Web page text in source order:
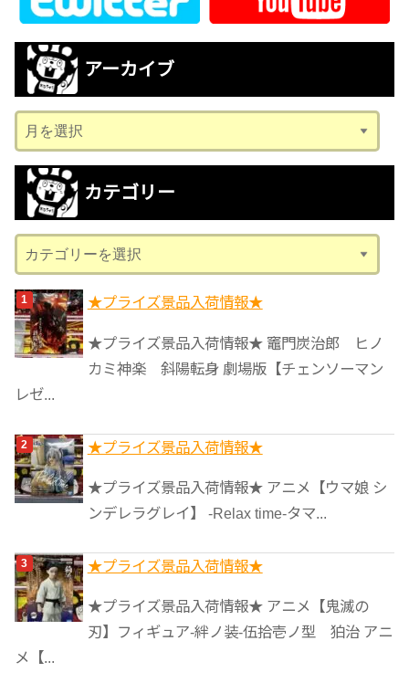
アーカイブ
ー
カ
ブ
カテゴリー
テ
ゴ
リ
ー
★プライズ景品入荷情報★
★プライズ景品入荷情報★ 竈門炭治郎 ヒノ
カミ神楽 斜陽転身 劇場版【チェンソーマン
レゼ...
★プライズ景品入荷情報★
★プライズ景品入荷情報★ アニメ【ウマ娘 シ
ンデレラグレイ】 -Relax time-タマ...
★プライズ景品入荷情報★
★プライズ景品入荷情報★ アニメ【鬼滅の
刃】フィギュア-絆ノ装-伍拾壱ノ型 狛治 アニ
メ【...